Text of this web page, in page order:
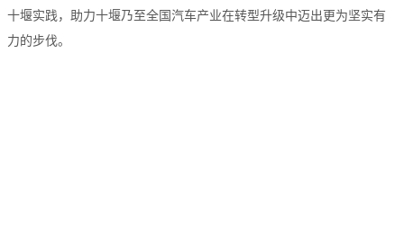
十堰实践，助力十堰乃至全国汽车产业在转型升级中迈出更为坚实有
力的步伐。